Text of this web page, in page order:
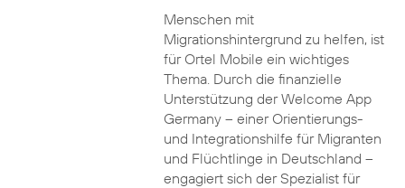
Menschen mit
Migrationshintergrund zu helfen, ist
für Ortel Mobile ein wichtiges
Thema. Durch die finanzielle
Unterstützung der Welcome App
Germany – einer Orientierungs-
und Integrationshilfe für Migranten
und Flüchtlinge in Deutschland –
engagiert sich der Spezialist für